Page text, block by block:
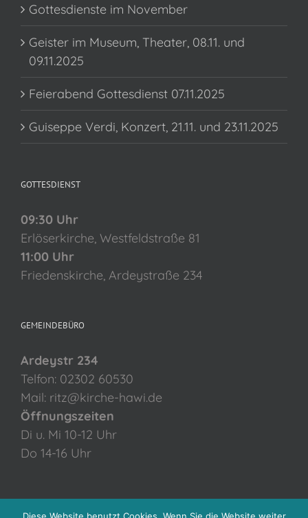
Gottesdienste im November
Geister im Museum, Theater, 08.11. und
09.11.2025
Feierabend Gottesdienst 07.11.2025
Guiseppe Verdi, Konzert, 21.11. und 23.11.2025
GOTTESDIENST
09:30 Uhr
Erlöserkirche, Westfeldstraße 81
11:00 Uhr
Friedenskirche, Ardeystraße 234
GEMEINDEBÜRO
Ardeystr 234
Telfon: 02302 60530
Mail: ritz@kirche-hawi.de
Öffnungszeiten
Di u. Mi 10-12 Uhr
Do 14-16 Uhr